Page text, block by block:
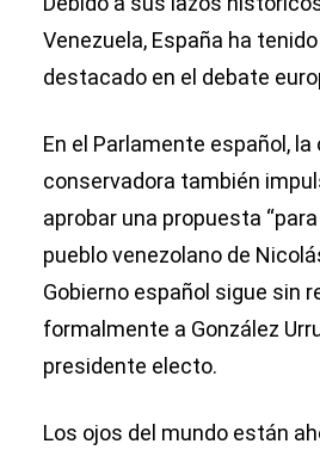
Venezuela, España ha tenido
destacado en el debate
En el Parlamente español, la
conservadora también
aprobar una propuesta
pueblo venezolano de
Gobierno español sigue sin
formalmente a González
presidente electo.
Los ojos del mundo están